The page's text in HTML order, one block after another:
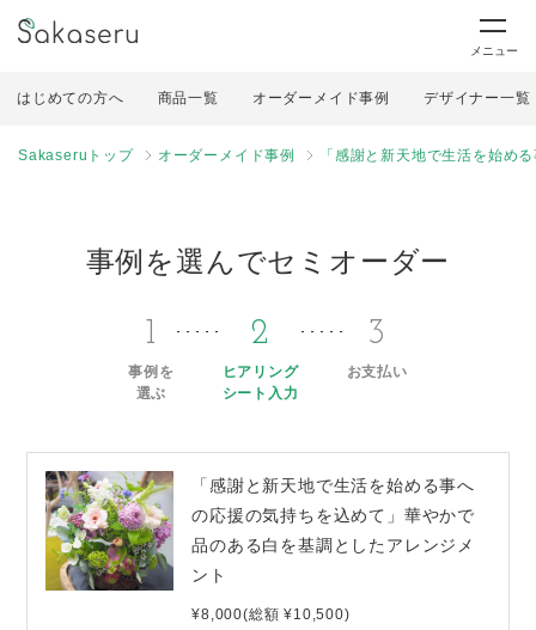
メニュー
はじめての方へ 商品一覧 オーダーメイド事例 デザイナー一覧
Sakaseruトップ オーダーメイド事例 「感謝と新天地で生活を始め
事例を選んでセミオーダー
1
事例を
選ぶ
2
ヒアリング
シート入力
3
お支払い
「感謝と新天地で生活を始める事へ
の応援の気持ちを込めて」華やかで
品のある白を基調としたアレンジメ
ント
¥8,000(総額 ¥10,500)